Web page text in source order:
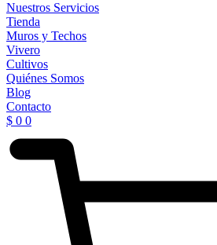
Nuestros Servicios
Tienda
Muros y Techos
Vivero
Cultivos
Quiénes Somos
Blog
Contacto
$ 0 0